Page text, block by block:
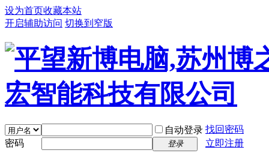
设为首页收藏本站
开启辅助访问 切换到窄版
自动登录 找回密码
密码
登录 立即注册